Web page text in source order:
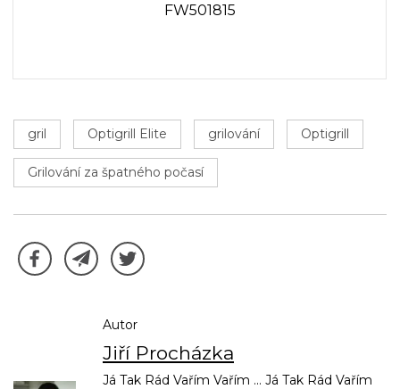
FW501815
gril Optigrill Elite grilování Optigrill
Grilování za špatného počasí
Autor
Jiří Procházka
Já Tak Rád Vařím Vařím ... Já Tak Rád Vařím